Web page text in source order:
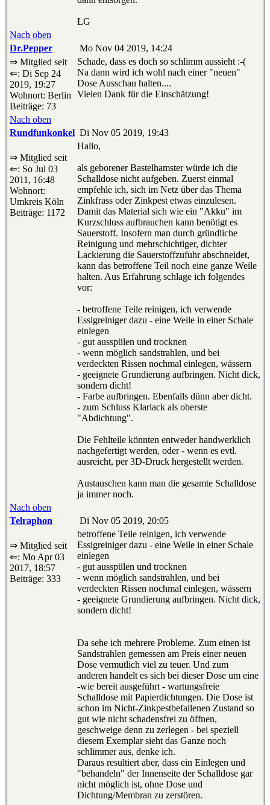
LG
Nach oben
Dr.Pepper
Mo Nov 04 2019, 14:24
⇒ Mitglied seit
⇐: Di Sep 24
2019, 19:27
Wohnort: Berlin
Beiträge: 73
Schade, dass es doch so schlimm aussieht :-(
Na dann wird ich wohl nach einer "neuen"
Dose Ausschau halten....
Vielen Dank für die Einschätzung!
Nach oben
Rundfunkonkel Di Nov 05 2019, 19:43
⇒ Mitglied seit
⇐: So Jul 03
2011, 16:48
Wohnort:
Umkreis Köln
Beiträge: 1172
Hallo,
als geborener Bastelhamster würde ich die
Schalldose nicht aufgeben. Zuerst einmal
empfehle ich, sich im Netz über das Thema
Zinkfrass oder Zinkpest etwas einzulesen.
Damit das Material sich wie ein "Akku" im
Kurzschluss aufbrauchen kann benötigt es
Sauerstoff. Insofern man durch gründliche
Reinigung und mehrschichtiger, dichter
Lackierung die Sauerstoffzufuhr abschneidet,
kann das betroffene Teil noch eine ganze Weile
halten. Aus Erfahrung schlage ich folgendes
vor:
- betroffene Teile reinigen, ich verwende
Essigreiniger dazu - eine Weile in einer Schale
einlegen
- gut ausspülen und trocknen
- wenn möglich sandstrahlen, und bei
verdeckten Rissen nochmal einlegen, wässern
- geeignete Grundierung aufbringen. Nicht dick,
sondern dicht!
- Farbe aufbringen. Ebenfalls dünn aber dicht.
- zum Schluss Klarlack als oberste
"Abdichtung".
Die Fehlteile könnten entweder handwerklich
nachgefertigt werden, oder - wenn es evtl.
ausreicht, per 3D-Druck hergestellt werden.
Austauschen kann man die gesamte Schalldose
ja immer noch.
Nach oben
Telraphon
Di Nov 05 2019, 20:05
⇒ Mitglied seit
⇐: Mo Apr 03
2017, 18:57
Beiträge: 333
betroffene Teile reinigen, ich verwende
Essigreiniger dazu - eine Weile in einer Schale
einlegen
- gut ausspülen und trocknen
- wenn möglich sandstrahlen, und bei
verdeckten Rissen nochmal einlegen, wässern
- geeignete Grundierung aufbringen. Nicht dick,
sondern dicht!
Da sehe ich mehrere Probleme. Zum einen ist
Sandstrahlen gemessen am Preis einer neuen
Dose vermutlich viel zu teuer. Und zum
anderen handelt es sich bei dieser Dose um eine
-wie bereit ausgeführt - wartungsfreie
Schalldose mit Papierdichtungen. Die Dose ist
schon im Nicht-Zinkpestbefallenen Zustand so
gut wie nicht schadensfrei zu öffnen,
geschweige denn zu zerlegen - bei speziell
diesem Exemplar sieht das Ganze noch
schlimmer aus, denke ich.
Daraus resultiert aber, dass ein Einlegen und
"behandeln" der Innenseite der Schalldose gar
nicht möglich ist, ohne Dose und
Dichtung/Membran zu zerstören.